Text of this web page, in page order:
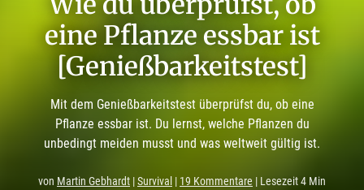
eine Pflanze essbar ist
[Genießbarkeitstest]
Mit dem Genießbarkeitstest überprüfst du, ob eine
Pflanze essbar ist. Du lernst, welche Pflanzen du
unbedingt meiden musst und was weltweit gültig ist.
von Martin Gebhardt |Survival | 19 Kommentare | Lesezeit 4 Min